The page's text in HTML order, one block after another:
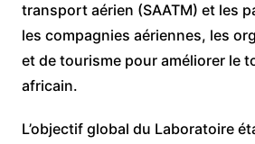
transport aérien (SAATM) et les
les compagnies aériennes, les
et de tourisme pour améliorer le
africain.
L’objectif global du Laboratoire